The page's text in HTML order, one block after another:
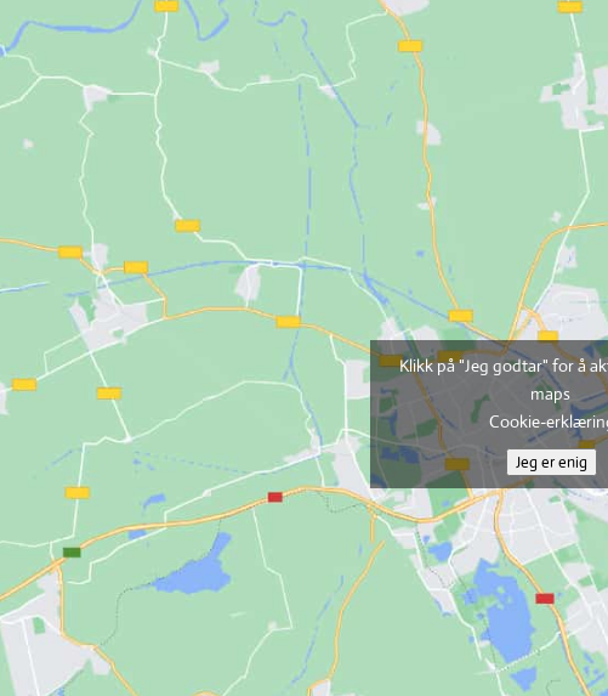
Klikk på "Jeg godtar" for å
maps
Cookie-
Jeg er enig